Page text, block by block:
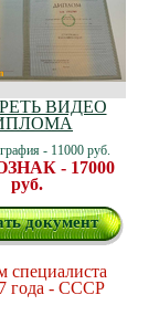
ВИДЕО
- 11000 руб.
- 17000
руб.
документ
специалиста
года - СССР